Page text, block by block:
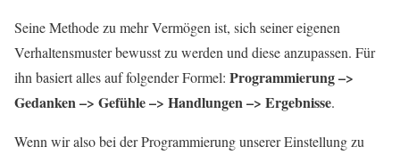
Seine Methode zu mehr Vermögen ist, sich seiner eigenen
Verhaltensmuster bewusst zu werden und diese anzupassen. Für
ihn basiert alles auf folgender Formel: Programmierung –>
Gedanken –> Gefühle –> Handlungen –> Ergebnisse.
Wenn wir also bei der Programmierung unserer Einstellung zu